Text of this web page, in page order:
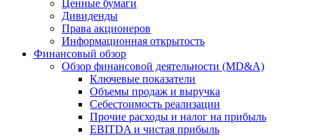
Ценные бумаги
Дивиденды
Права акционеров
Информационная открытость
Финансовый обзор
Обзор финансовой деятельности (MD&A)
Ключевые показатели
Объемы продаж и выручка
Себестоимость реализации
Прочие расходы и налог на прибыль
EBITDA и чистая прибыль